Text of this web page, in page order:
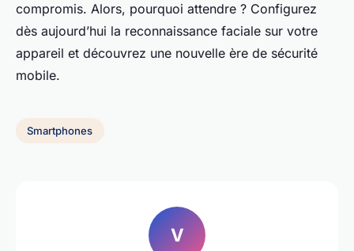
compromis. Alors, pourquoi attendre ? Configurez
dès aujourd’hui la reconnaissance faciale sur votre
appareil et découvrez une nouvelle ère de sécurité
mobile.
Smartphones
V